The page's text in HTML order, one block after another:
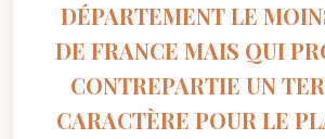
DÉPARTEMENT LE
DE FRANCE MAIS QUI
CONTREPARTIE UN
CARACTÈRE POUR LE